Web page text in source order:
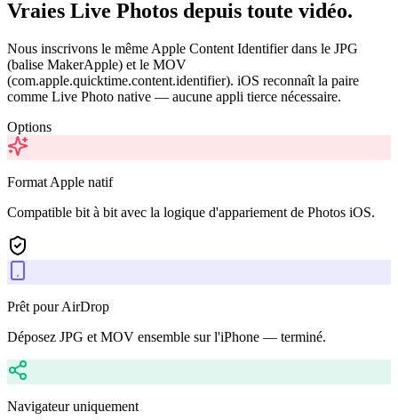
Vraies Live Photos depuis toute vidéo.
Nous inscrivons le même Apple Content Identifier dans le JPG
(balise MakerApple) et le MOV
(com.apple.quicktime.content.identifier). iOS reconnaît la paire
comme Live Photo native — aucune appli tierce nécessaire.
Options
Format Apple natif
Compatible bit à bit avec la logique d'appariement de Photos iOS.
Prêt pour AirDrop
Déposez JPG et MOV ensemble sur l'iPhone — terminé.
Navigateur uniquement